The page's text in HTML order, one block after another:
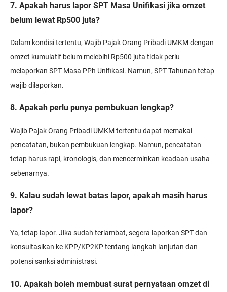
7. Apakah harus lapor SPT Masa Unifikasi jika omzet
belum lewat Rp500 juta?
Dalam kondisi tertentu, Wajib Pajak Orang Pribadi UMKM dengan
omzet kumulatif belum melebihi Rp500 juta tidak perlu
melaporkan SPT Masa PPh Unifikasi. Namun, SPT Tahunan tetap
wajib dilaporkan.
8. Apakah perlu punya pembukuan lengkap?
Wajib Pajak Orang Pribadi UMKM tertentu dapat memakai
pencatatan, bukan pembukuan lengkap. Namun, pencatatan
tetap harus rapi, kronologis, dan mencerminkan keadaan usaha
sebenarnya.
9. Kalau sudah lewat batas lapor, apakah masih harus
lapor?
Ya, tetap lapor. Jika sudah terlambat, segera laporkan SPT dan
konsultasikan ke KPP/KP2KP tentang langkah lanjutan dan
potensi sanksi administrasi.
10. Apakah boleh membuat surat pernyataan omzet di